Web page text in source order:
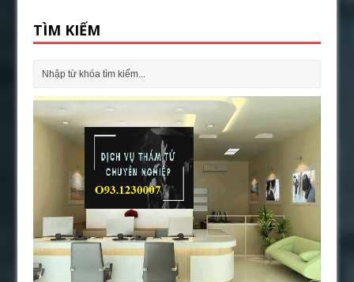
TÌM KIẾM